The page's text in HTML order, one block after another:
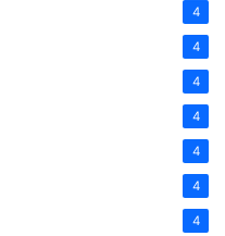
4
4
4
4
4
4
4